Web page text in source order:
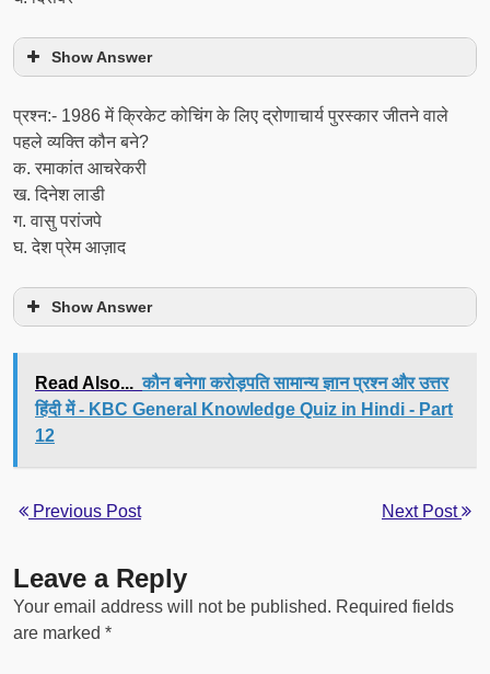
Show Answer
प्रश्न:- 1986 में क्रिकेट कोचिंग के लिए द्रोणाचार्य पुरस्कार जीतने वाले
पहले व्यक्ति कौन बने?
क. रमाकांत आचरेकरी
ख. दिनेश लाडी
ग. वासु परांजपे
घ. देश प्रेम आज़ाद
Show Answer
Read Also... कौन बनेगा करोड़पति सामान्य ज्ञान प्रश्न और उत्तर
हिंदी में - KBC General Knowledge Quiz in Hindi - Part
12
Previous Post Next Post
Leave a Reply
Your email address will not be published. Required fields
are marked *